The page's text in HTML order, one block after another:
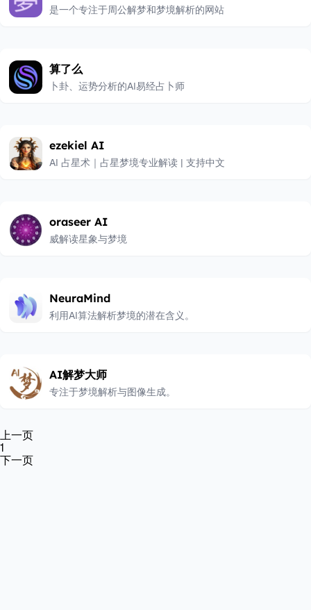
是一个专注于周公解梦和梦境解析的网站
算了么
卜卦、运势分析的AI易经占卜师
ezekiel AI
AI 占星术｜占星梦境专业解读 | 支持中文
oraseer AI
威解读星象与梦境
NeuraMind
利用AI算法解析梦境的潜在含义。
AI解梦大师
专注于梦境解析与图像生成。
上一页
1
下一页